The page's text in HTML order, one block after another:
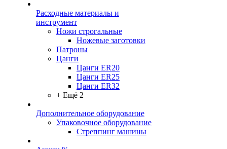
Расходные материалы и
инструмент
Ножи строгальные
Ножевые заготовки
Патроны
Цанги
Цанги ER20
Цанги ER25
Цанги ER32
+ Ещё 2
Дополнительное оборудование
Упаковочное оборудование
Стреппинг машины